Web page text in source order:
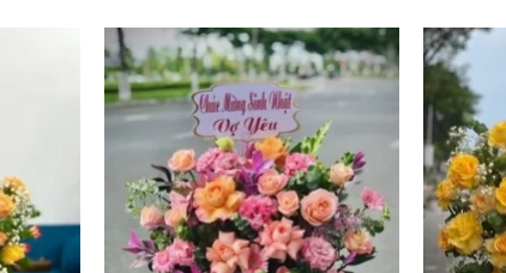
Add to